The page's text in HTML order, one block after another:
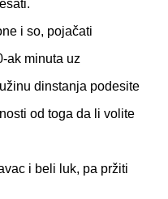
i so, pojačati
ak minuta uz
dinstanja podesite
od toga da li volite
i beli luk, pa pržiti